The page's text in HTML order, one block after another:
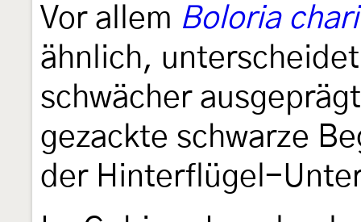
Vor allem Boloria
ähnlich,
schwächer
gezackte schwarze
der Hinterflügel-